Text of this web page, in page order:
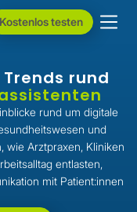
Kostenlos testen
rund
rund um digitale
und
wie Arztpraxen, Kliniken
entlasten,
mit Patient:innen